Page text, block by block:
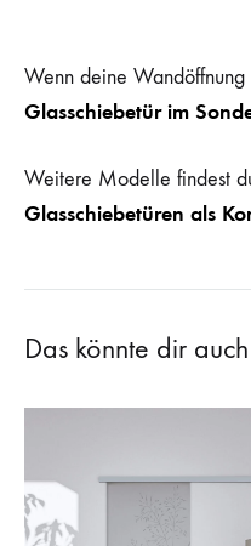
Wenn deine
Glasschiebetür im
Weitere Modelle findest
Glasschiebetüren als
Das könnte dir